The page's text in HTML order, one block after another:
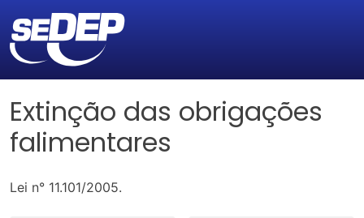
Extinção das obrigações
falimentares
Lei n° 11.101/2005.